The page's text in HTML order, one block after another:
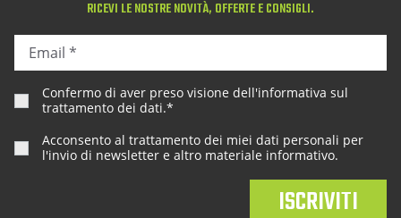
RICEVI LE NOSTRE NOVITÀ, OFFERTE E CONSIGLI.
Confermo di aver preso visione dell'informativa sul
trattamento dei dati.*
Acconsento al trattamento dei miei dati personali per
l'invio di newsletter e altro materiale informativo.